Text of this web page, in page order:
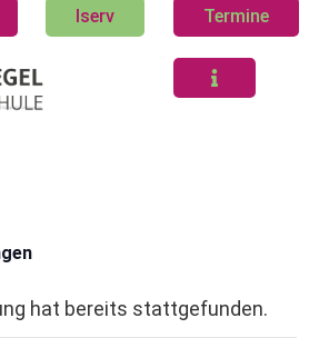
Iserv Termine
hat bereits stattgefunden.